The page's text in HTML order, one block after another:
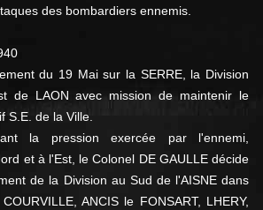
des bombardiers ennemis.
du 19 Mai sur la SERRE, la Division
de LAON avec mission de maintenir le
S.E. de la Ville.
la pression exercée par l'ennemi,
et à l'Est, le Colonel DE GAULLE décide
de la Division au Sud de l'AISNE dans
ANCIS le FONSART, LHERY,